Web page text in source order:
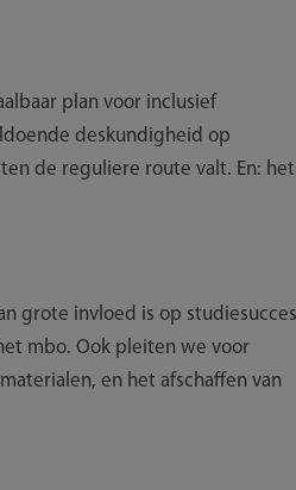
plan voor inclusief
deskundigheid op
de reguliere route valt. En: het
grote invloed is op
mbo. Ook pleiten we voor
en het afschaffen van